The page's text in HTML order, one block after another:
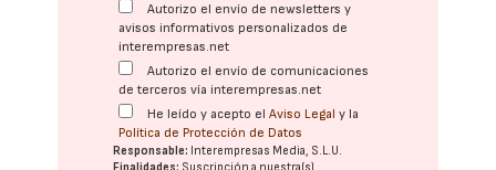
Autorizo el envío de newsletters y
avisos informativos personalizados de
interempresas.net
Autorizo el envío de comunicaciones
de terceros vía interempresas.net
He leído y acepto elAviso Legal y la
Política de Protección de Datos
Responsable: Interempresas Media, S.L.U.